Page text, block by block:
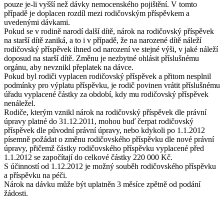
pouze je-li vyšší než dávky nemocenského pojištění. V tomto
případě je doplacen rozdíl mezi rodičovským příspěvkem a
uvedenými dávkami.
Pokud se v rodině narodí další dítě, nárok na rodičovský příspěvek
na starší dítě zaniká, a to i v případě, že na narozené dítě náleží
rodičovský příspěvek ihned od narození ve stejné výši, v jaké náleží
doposud na starší dítě. Změnu je nezbytné ohlásit příslušnému
orgánu, aby nevznikl přeplatek na dávce.
Pokud byl rodiči vyplacen rodičovský příspěvek a přitom nesplnil
podmínky pro výplatu příspěvku, je rodič povinen vrátit příslušnému
úřadu vyplacené částky za období, kdy mu rodičovský příspěvek
nenáležel.
Rodiče, kterým vznikl nárok na rodičovský příspěvek dle právní
úpravy platné do 31.12.2011, mohou buď čerpat rodičovský
příspěvek dle původní právní úpravy, nebo kdykoli po 1.1.2012
písemně požádat o změnu rodičovského příspěvku dle nové právní
úpravy, přičemž částky rodičovského příspěvku vyplacené před
1.1.2012 se započítají do celkové částky 220 000 Kč.
S účinností od 1.12.2012 je možný souběh rodičovského příspěvku
a příspěvku na péči.
Nárok na dávku může být uplatněn 3 měsíce zpětně od podání
žádosti.